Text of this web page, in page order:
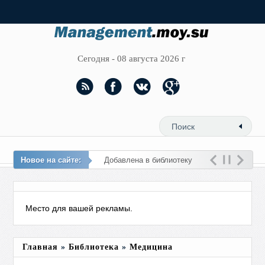
Сегодня - 08 августа 2026 г
Новое на сайте: Добавлена в библиотеку
Место для вашей рекламы.
Главная »Библиотека »Медицина